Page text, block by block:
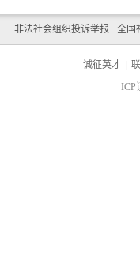
非法社会组织投诉举报 全国
诚征英才
ICP